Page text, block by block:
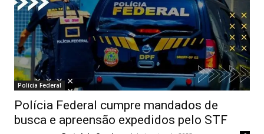
Polícia Federal
Polícia Federal cumpre mandados de
busca e apreensão expedidos pelo STF